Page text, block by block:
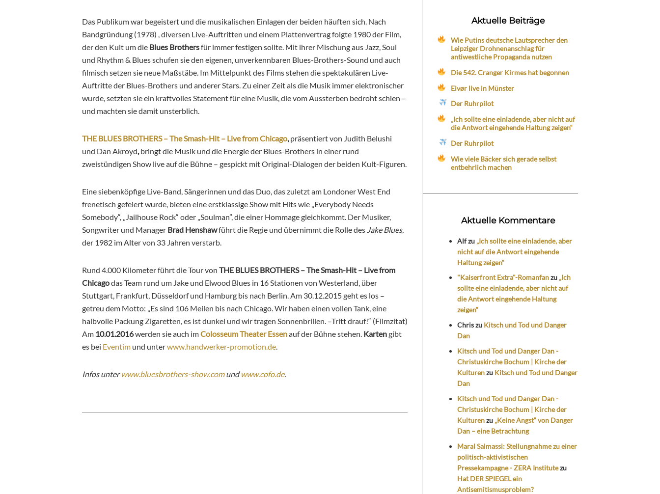
Das Publikum war begeistert und die musikalischen Einlagen der beiden häuften sich. Nach
Bandgründung (1978) , diversen Live-Auftritten und einem Plattenvertrag folgte 1980 der Film,
der den Kult um die Blues Brothersfür immer festigen sollte. Mit ihrer Mischung aus Jazz, Soul
und Rhythm & Blues schufen sie den eigenen, unverkennbaren Blues-Brothers-Sound und auch
filmisch setzen sie neue Maßstäbe. Im Mittelpunkt des Films stehen die spektakulären Live-
Auftritte der Blues-Brothers und anderer Stars. Zu einer Zeit als die Musik immer elektronischer
wurde, setzten sie ein kraftvolles Statement für eine Musik, die vom Aussterben bedroht schien –
und machten sie damit unsterblich.
THE BLUES BROTHERS – The Smash-Hit – Live from Chicago, präsentiert von Judith Belushi
und Dan Akroyd, bringt die Musik und die Energie der Blues-Brothers in einer rund
zweistündigen Show live auf die Bühne – gespickt mit Original-Dialogen der beiden Kult-Figuren.
Eine siebenköpfige Live-Band, Sängerinnen und das Duo, das zuletzt am Londoner West End
frenetisch gefeiert wurde, bieten eine erstklassige Show mit Hits wie „Everybody Needs
Somebody“, „Jailhouse Rock“ oder „Soulman”, die einer Hommage gleichkommt. Der Musiker,
Songwriter und Manager Brad Henshawführt die Regie und übernimmt die Rolle des Jake Blues,
der 1982 im Alter von 33 Jahren verstarb.
Rund 4.000 Kilometer führt die Tour von THE BLUES BROTHERS – The Smash-Hit – Live from
Chicagodas Team rund um Jake und Elwood Blues in 16 Stationen von Westerland, über
Stuttgart, Frankfurt, Düsseldorf und Hamburg bis nach Berlin. Am 30.12.2015 geht es los –
getreu dem Motto: „Es sind 106 Meilen bis nach Chicago. Wir haben einen vollen Tank, eine
halbvolle Packung Zigaretten, es ist dunkel und wir tragen Sonnenbrillen. –Tritt drauf!“ (Filmzitat)
Am 10.01.2016werden sie auch imColosseum Theater Essenauf der Bühne stehen. Kartengibt
es bei Eventim und unterwww.handwerker-promotion.de
Infos unterwww.bluesbrothers-show.comundwww.cofo.de.
Aktuelle Beiträge
Wie Putins deutsche Lautsprecher den
Leipziger Drohnenanschlag für
antiwestliche Propaganda nutzen
Die 542. Cranger Kirmes hat begonnen
Eivør live in Münster
Der Ruhrpilot
„Ich sollte eine einladende, aber nicht auf
die Antwort eingehende Haltung zeigen“
Der Ruhrpilot
Wie viele Bäcker sich gerade selbst
entbehrlich machen
Aktuelle Kommentare
Alfzu „Ich sollte eine einladende, aber
nicht auf die Antwort eingehende
Haltung zeigen“
"Kaiserfront Extra"-Romanfanzu „Ich
sollte eine einladende, aber nicht auf
die Antwort eingehende Haltung
zeigen“
Chriszu Kitsch und Tod und Danger
Dan
Kitsch und Tod und Danger Dan -
Christuskirche Bochum | Kirche der
Kulturenzu Kitsch und Tod und Danger
Dan
Kitsch und Tod und Danger Dan -
Christuskirche Bochum | Kirche der
Kulturenzu „Keine Angst“ von Danger
Dan – eine Betrachtung
Maral Salmassi: Stellungnahme zu einer
politisch-aktivistischen
Pressekampagne - ZERA Institutezu
Hat DER SPIEGEL ein
Antisemitismusproblem?